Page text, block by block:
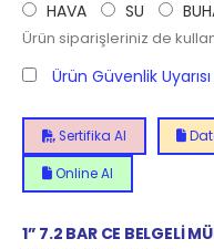
HAVA SU
Ürün siparişleriniz de
Ürün Güvenlik
Sertifika Al
Online Al
1” 7.2 BAR CE BELGELİ